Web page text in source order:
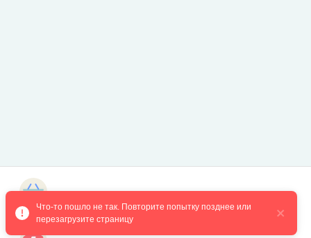
Что-то пошло не так. Повторите попытку позднее или
перезагрузите страницу